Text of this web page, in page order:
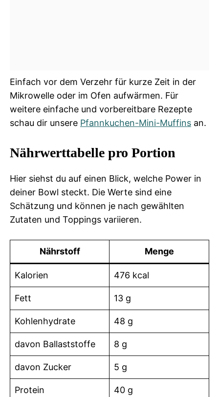
Einfach vor dem Verzehr für kurze Zeit in der
Mikrowelle oder im Ofen aufwärmen. Für
weitere einfache und vorbereitbare Rezepte
schau dir unsere Pfannkuchen-Mini-Muffins an.
Nährwerttabelle pro Portion
Hier siehst du auf einen Blick, welche Power in
deiner Bowl steckt. Die Werte sind eine
Schätzung und können je nach gewählten
Zutaten und Toppings variieren.
Nährstoff Menge
Kalorien 476 kcal
Fett 13 g
Kohlenhydrate 48 g
davon Ballaststoffe 8 g
davon Zucker 5 g
Protein 40 g